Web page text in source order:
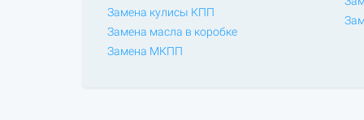
Замена кулисы КПП
Замена масла в коробке
Замена МКПП